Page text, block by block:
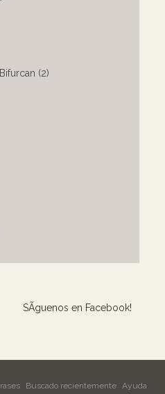
(2)
SÃ­guenos en Facebook!
Buscado recientemente Ayuda